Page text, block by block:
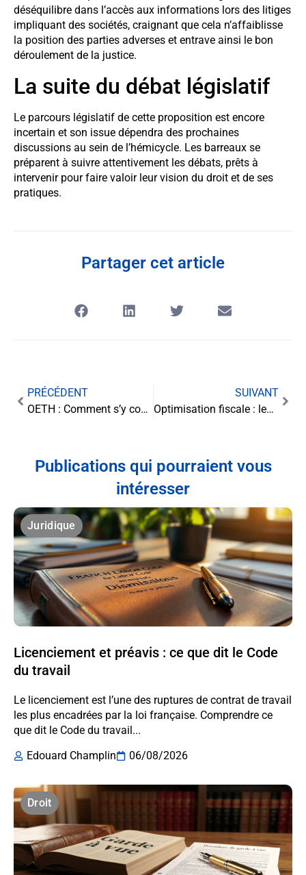
déséquilibre dans l’accès aux informations lors des litiges
impliquant des sociétés, craignant que cela n’affaiblisse
la position des parties adverses et entrave ainsi le bon
déroulement de la justice.
La suite du débat législatif
Le parcours législatif de cette proposition est encore
incertain et son issue dépendra des prochaines
discussions au sein de l’hémicycle. Les barreaux se
préparent à suivre attentivement les débats, prêts à
intervenir pour faire valoir leur vision du droit et de ses
pratiques.
Partager cet article
PRÉCÉDENT
OETH : Comment s’y conformer et quelles sont les échéances de déclaration et de paiement ?
SUIVANT
Optimisation fiscale : les règles de déduction des intérêts d’emprunts auprès d’entreprises liées
Publications qui pourraient vous
intéresser
Juridique
Licenciement et préavis : ce que dit le Code
du travail
Le licenciement est l’une des ruptures de contrat de travail
les plus encadrées par la loi française. Comprendre ce
que dit le Code du travail...
Edouard Champlin
06/08/2026
Droit